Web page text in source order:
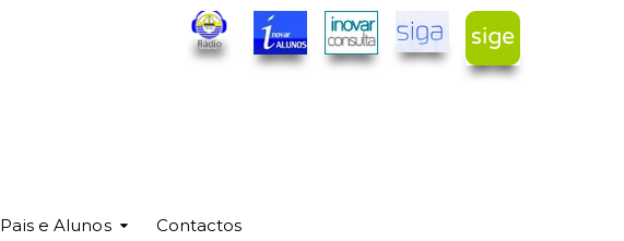
Pais e Alunos Contactos